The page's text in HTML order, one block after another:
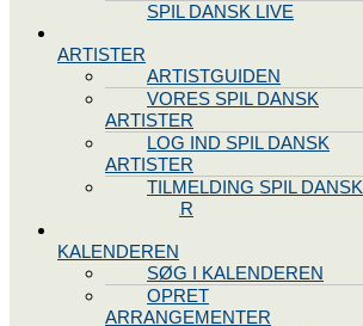
SPIL DANSK LIVE
ARTISTER
ARTISTGUIDEN
VORES SPIL DANSK
ARTISTER
LOG IND SPIL DANSK
ARTISTER
TILMELDING SPIL DANSK
ARTISTER
KALENDEREN
SØG I KALENDEREN
OPRET
ARRANGEMENTER